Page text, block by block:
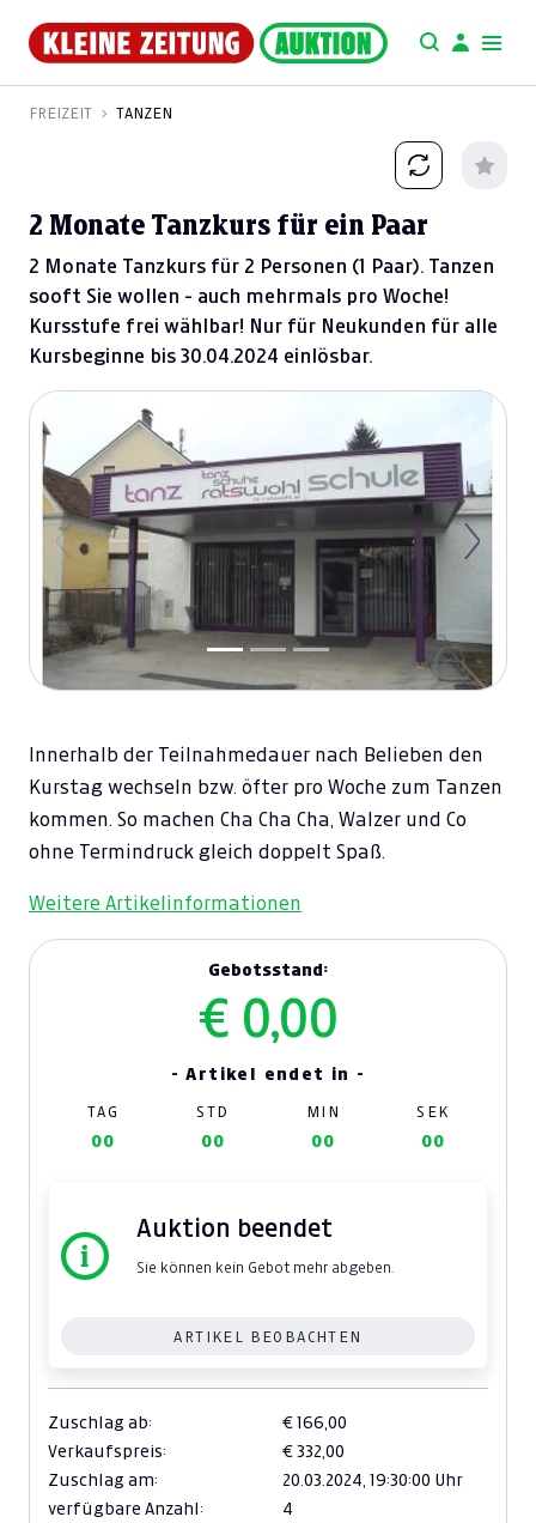
FREIZEIT TANZEN
2 Monate Tanzkurs für ein Paar
2 Monate Tanzkurs für 2 Personen (1 Paar). Tanzen
sooft Sie wollen - auch mehrmals pro Woche!
Kursstufe frei wählbar! Nur für Neukunden für alle
Kursbeginne bis 30.04.2024 einlösbar.
Previous Next
Innerhalb der Teilnahmedauer nach Belieben den
Kurstag wechseln bzw. öfter pro Woche zum Tanzen
kommen. So machen Cha Cha Cha, Walzer und Co
ohne Termindruck gleich doppelt Spaß.
Weitere Artikelinformationen
Gebotsstand:
€ 0,00
- Artikel endet in -
TAG STD MIN SEK
00 00 00 00
Auktion beendet
Sie können kein Gebot mehr abgeben.
ARTIKEL BEOBACHTEN
Zuschlag ab:
€ 166,00
Verkaufspreis:
€ 332,00
Zuschlag am:
20.03.2024, 19:30:00 Uhr
verfügbare Anzahl:
4